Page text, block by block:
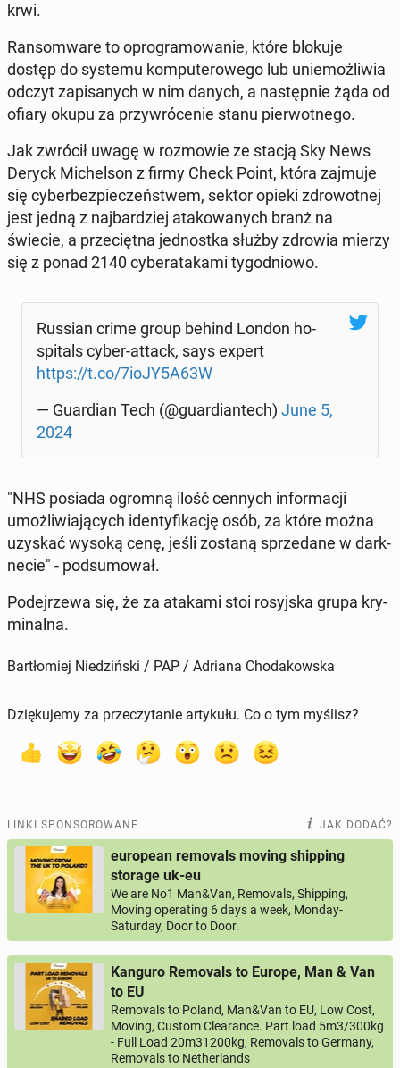
krwi.
Ran­som­wa­re to opro­gra­mo­wa­nie, które blokuje
dostęp do systemu kom­pu­te­ro­we­go lub unie­moż­li­wia
odczyt za­pi­sa­nych w nim danych, a na­stęp­nie żąda od
ofiary okupu za przy­wró­ce­nie stanu pier­wot­ne­go.
Jak zwrócił uwagę w roz­mo­wie ze stacją Sky News
Deryck Mi­chel­son z firmy Check Point, która zajmuje
się cy­ber­bez­pie­czeń­stwem, sektor opieki zdro­wot­nej
jest jedną z naj­bar­dziej ata­ko­wa­nych branż na
świecie, a prze­cięt­na jed­nost­ka służby zdrowia mierzy
się z ponad 2140 cy­be­ra­ta­ka­mi ty­go­dnio­wo.
Russian crime group behind London ho­
spi­tals cyber-attack, says expert
https://t.co/7ioJY5A63W
— Gu­ar­dian Tech (@gu­ar­dian­tech) June 5,
2024
"NHS posiada ogromną ilość cennych in­for­ma­cji
umoż­li­wia­ją­cych iden­ty­fi­ka­cję osób, za które można
uzyskać wysoką cenę, jeśli zostaną sprze­da­ne w dark­
ne­cie" - pod­su­mo­wał.
Po­dej­rze­wa się, że za atakami stoi ro­syj­ska grupa kry­
mi­nal­na.
Bartłomiej Niedziński / PAP / Adriana Chodakowska
Dziękujemy za przeczytanie artykułu. Co o tym myślisz?
LINKI SPONSOROWANE JAK DODAĆ?
european removals moving shipping
storage uk-eu
We are No1 Man&Van, Removals, Shipping,
Moving operating 6 days a week, Monday-
Saturday, Door to Door.
Kanguro Removals to Europe, Man & Van
to EU
Removals to Poland, Man&Van to EU, Low Cost,
Moving, Custom Clearance. Part load 5m3/300kg
- Full Load 20m31200kg, Removals to Germany,
Removals to Netherlands